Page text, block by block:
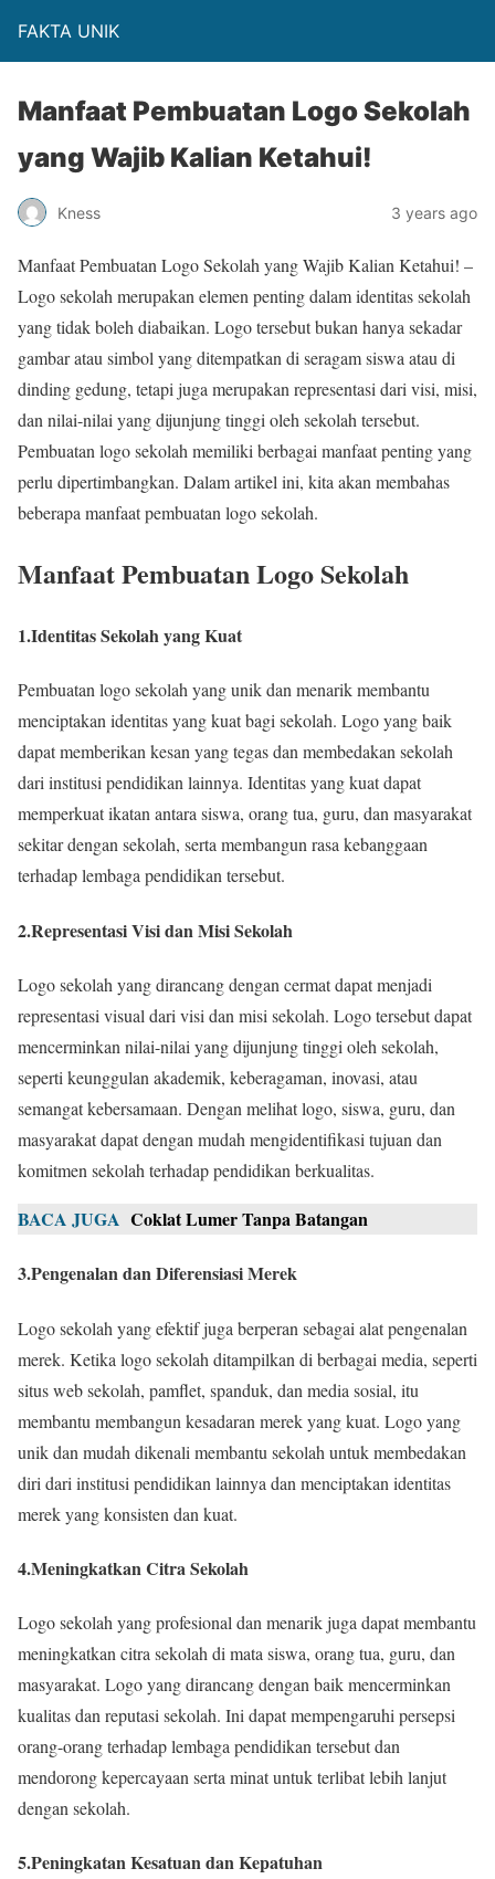
FAKTA UNIK
Manfaat Pembuatan Logo Sekolah
yang Wajib Kalian Ketahui!
Kness 3 years ago
Manfaat Pembuatan Logo Sekolah yang Wajib Kalian Ketahui! –
Logo sekolah merupakan elemen penting dalam identitas sekolah
yang tidak boleh diabaikan. Logo tersebut bukan hanya sekadar
gambar atau simbol yang ditempatkan di seragam siswa atau di
dinding gedung, tetapi juga merupakan representasi dari visi, misi,
dan nilai-nilai yang dijunjung tinggi oleh sekolah tersebut.
Pembuatan logo sekolah memiliki berbagai manfaat penting yang
perlu dipertimbangkan. Dalam artikel ini, kita akan membahas
beberapa manfaat pembuatan logo sekolah.
Manfaat Pembuatan Logo Sekolah
1.Identitas Sekolah yang Kuat
Pembuatan logo sekolah yang unik dan menarik membantu
menciptakan identitas yang kuat bagi sekolah. Logo yang baik
dapat memberikan kesan yang tegas dan membedakan sekolah
dari institusi pendidikan lainnya. Identitas yang kuat dapat
memperkuat ikatan antara siswa, orang tua, guru, dan masyarakat
sekitar dengan sekolah, serta membangun rasa kebanggaan
terhadap lembaga pendidikan tersebut.
2.Representasi Visi dan Misi Sekolah
Logo sekolah yang dirancang dengan cermat dapat menjadi
representasi visual dari visi dan misi sekolah. Logo tersebut dapat
mencerminkan nilai-nilai yang dijunjung tinggi oleh sekolah,
seperti keunggulan akademik, keberagaman, inovasi, atau
semangat kebersamaan. Dengan melihat logo, siswa, guru, dan
masyarakat dapat dengan mudah mengidentifikasi tujuan dan
komitmen sekolah terhadap pendidikan berkualitas.
BACA JUGA Coklat Lumer Tanpa Batangan
3.Pengenalan dan Diferensiasi Merek
Logo sekolah yang efektif juga berperan sebagai alat pengenalan
merek. Ketika logo sekolah ditampilkan di berbagai media, seperti
situs web sekolah, pamflet, spanduk, dan media sosial, itu
membantu membangun kesadaran merek yang kuat. Logo yang
unik dan mudah dikenali membantu sekolah untuk membedakan
diri dari institusi pendidikan lainnya dan menciptakan identitas
merek yang konsisten dan kuat.
4.Meningkatkan Citra Sekolah
Logo sekolah yang profesional dan menarik juga dapat membantu
meningkatkan citra sekolah di mata siswa, orang tua, guru, dan
masyarakat. Logo yang dirancang dengan baik mencerminkan
kualitas dan reputasi sekolah. Ini dapat mempengaruhi persepsi
orang-orang terhadap lembaga pendidikan tersebut dan
mendorong kepercayaan serta minat untuk terlibat lebih lanjut
dengan sekolah.
5.Peningkatan Kesatuan dan Kepatuhan